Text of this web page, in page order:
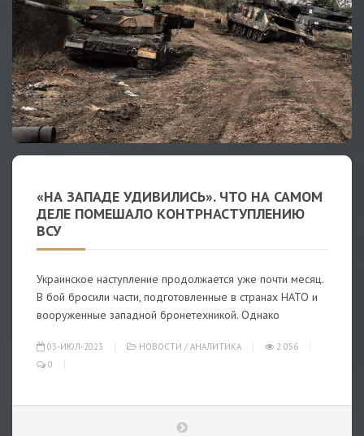
«НА ЗАПАДЕ УДИВИЛИСЬ». ЧТО НА САМОМ
ДЕЛЕ ПОМЕШАЛО КОНТРНАСТУПЛЕНИЮ
ВСУ
Украинское наступление продолжается уже почти месяц.
В бой бросили части, подготовленные в странах НАТО и
вооруженные западной бронетехникой. Однако
03-ИЮЛ-2023 НОВОСТИ / АНАЛИТИКА
2 056
0